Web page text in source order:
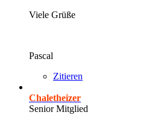
Viele Grüße
Pascal
Zitieren
Chaletheizer
Senior Mitglied